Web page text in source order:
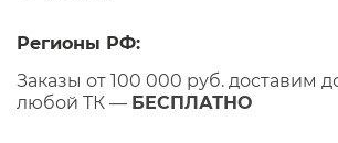
Регионы РФ:
Заказы от 100 000 руб. доставим
любой ТК — БЕСПЛАТНО